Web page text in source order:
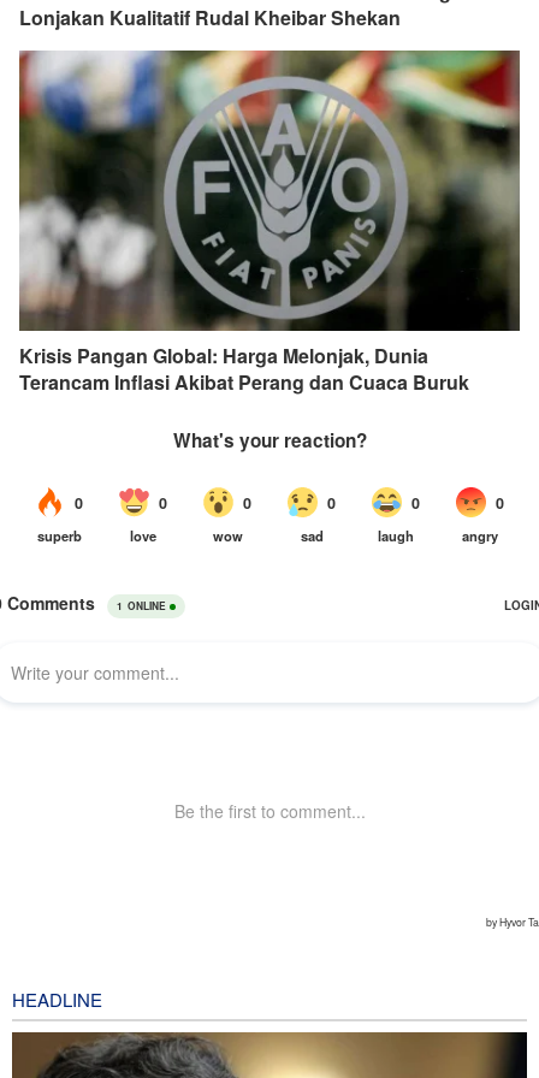
Lonjakan Kualitatif Rudal Kheibar Shekan
Krisis Pangan Global: Harga Melonjak, Dunia
Terancam Inflasi Akibat Perang dan Cuaca Buruk
HEADLINE